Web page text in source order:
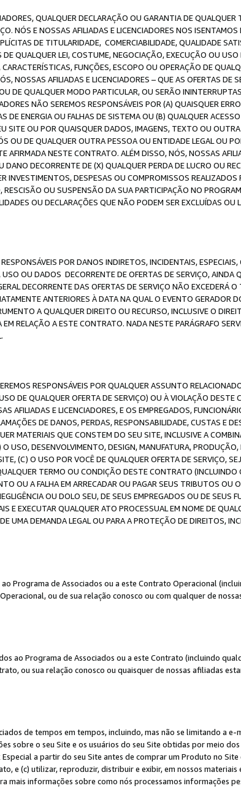
QUALQUER DECLARAÇÃO OU GARANTIA DE QUALQUER
NÓS E NOSSAS AFILIADAS E LICENCIADORES NOS
DE TITULARIDADE, COMERCIABILIDADE, QUALIDADE
QUALQUER LEI, COSTUME, NEGOCIAÇÃO, EXECUÇÃO OU
FUNÇÕES, ESCOPO OU OPERAÇÃO DE
NOSSAS AFILIADAS E LICENCIADORES – QUE AS OFERTAS DE
DE QUALQUER MODO PARTICULAR, OU SERÃO
NÃO SEREMOS RESPONSÁVEIS POR (A) QUAISQUER
DE ENERGIA OU FALHAS DE SISTEMA OU (B) QUALQUER
SITE OU POR QUAISQUER DADOS, IMAGENS, TEXTO OU
OU DE QUALQUER OUTRA PESSOA OU ENTIDADE LEGAL OU
NESTE CONTRATO. ALÉM DISSO, NÓS, NOSSAS
DECORRENTE DE (X) QUALQUER PERDA DE LUCRO OU
INVESTIMENTOS, DESPESAS OU COMPROMISSOS
OU SUSPENSÃO DA SUA PARTICIPAÇÃO NO
OU DECLARAÇÕES QUE NÃO PODEM SER EXCLUÍDAS OU
POR DANOS INDIRETOS, INCIDENTAIS,
OU DADOS DECORRENTE DE OFERTAS DE SERVIÇO,
DECORRENTE DAS OFERTAS DE SERVIÇO NÃO EXCEDERÁ
ANTERIORES À DATA NA QUAL O EVENTO GERADOR
A QUALQUER DIREITO OU RECURSO, INCLUSIVE O
RELAÇÃO A ESTE CONTRATO. NADA NESTE PARÁGRAFO
RESPONSÁVEIS POR QUALQUER ASSUNTO
DE QUALQUER OFERTA DE SERVIÇO) OU À VIOLAÇÃO DESTE
AFILIADAS E LICENCIADORES, E OS EMPREGADOS,
DE DANOS, PERDAS, RESPONSABILIDADE, CUSTAS E
MATERIAIS QUE CONSTEM DO SEU SITE, INCLUSIVE A
USO, DESENVOLVIMENTO, DESIGN, MANUFATURA,
(C) O USO POR VOCÊ DE QUALQUER OFERTA DE SERVIÇO,
TERMO OU CONDIÇÃO DESTE CONTRATO
OU A FALHA EM ARRECADAR OU PAGAR SEUS TRIBUTOS OU
OU DOLO SEU, DE SEUS EMPREGADOS OU DE SEUS
E EXECUTAR QUALQUER ATO PROCESSUAL EM NOME DE
UMA DEMANDA LEGAL OU PARA A PROTEÇÃO DE DIREITOS,
Programa de Associados ou a este Contrato Operacional
ou de sua relação conosco ou com qualquer de
ao Programa de Associados ou a este Contrato (incluindo
ou sua relação conosco ou quaisquer de nossas afiliadas
de tempos em tempos, incluindo, mas não se limitando a e-
sobre o seu Site e os usuários do seu Site obtidas por meio
a partir do seu Site antes de comprar um Produto no
e (c) utilizar, reproduzir, distribuir e exibir, em nossos
mais informações sobre como nós processamos informações